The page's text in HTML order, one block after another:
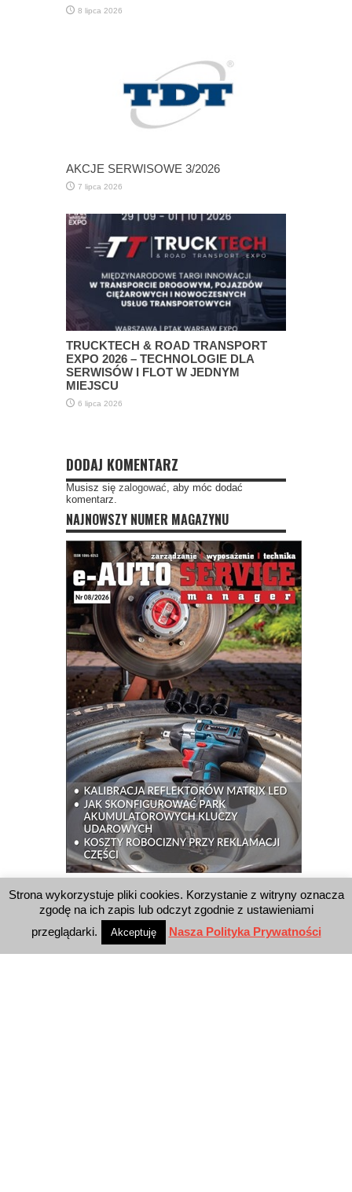
8 lipca 2026
AKCJE SERWISOWE 3/2026
7 lipca 2026
TRUCKTECH & ROAD TRANSPORT
EXPO 2026 – TECHNOLOGIE DLA
SERWISÓW I FLOT W JEDNYM
MIEJSCU
6 lipca 2026
DODAJ KOMENTARZ
Musisz się zalogować, aby móc dodać
komentarz.
NAJNOWSZY NUMER MAGAZYNU
WYSZUKIWARKA
Strona wykorzystuje pliki cookies. Korzystanie z witryny oznacza
zgodę na ich zapis lub odczyt zgodnie z ustawieniami
przeglądarki.
Akceptuję Nasza Polityka Prywatności